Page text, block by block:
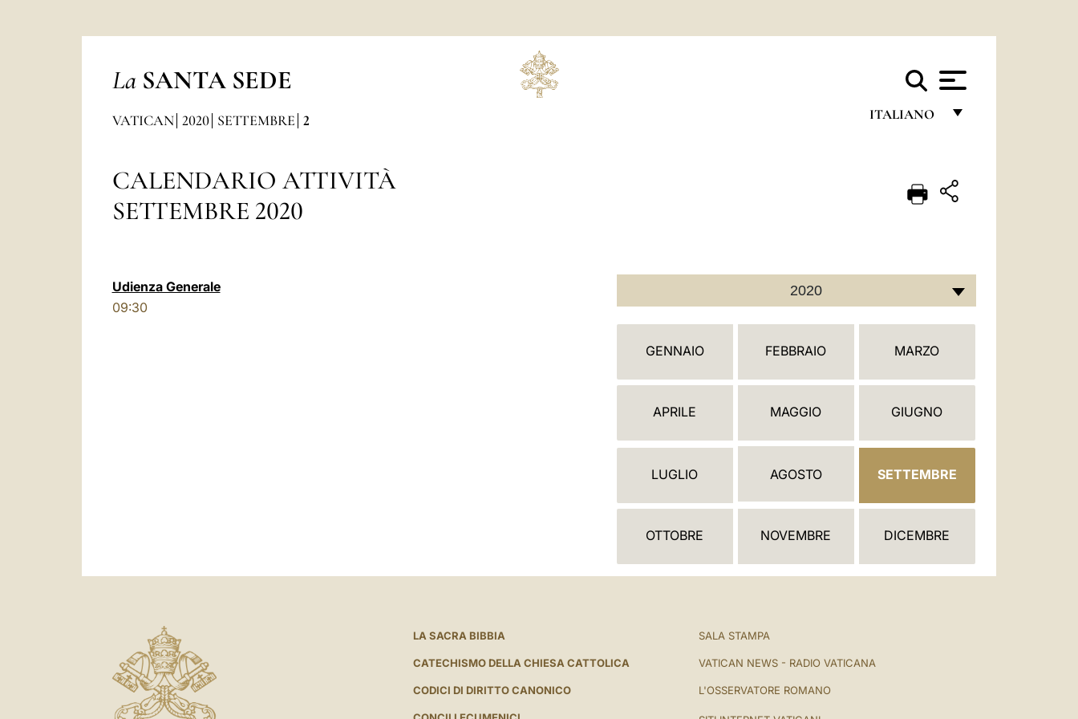
La SANTA SEDE
ITALIANO
ITALIANO
ESPAÑOL
VATICAN 2020 SETTEMBRE 2
CALENDARIO ATTIVITÀ
SETTEMBRE 2020
Udienza Generale
09:30
2020
N
A
I
GENNAIO FEBBRAIO MARZO
APRILE MAGGIO GIUGNO
LUGLIO AGOSTO SETTEMBRE
OTTOBRE NOVEMBRE DICEMBRE
LA SACRA BIBBIA
CATECHISMO DELLA CHIESA CATTOLICA
CODICI DI DIRITTO CANONICO
SALA STAMPA
VATICAN NEWS - RADIO VATICANA
L'OSSERVATORE ROMANO